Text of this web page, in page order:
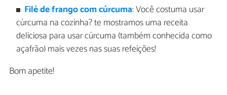
Filé de frango com cúrcuma: Você costuma usar
cúrcuma na cozinha? te mostramos uma receita
deliciosa para usar cúrcuma (também conhecida como
açafrão) mais vezes nas suas refeições!
Bom apetite!